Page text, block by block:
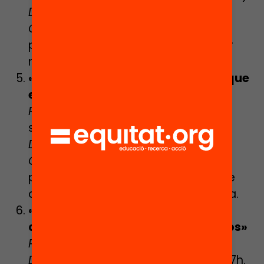
Data
Contingut
planificació d’estudis i tècniques per
minimitzar l’estrès acadèmic.
«Pensar fora del motlle: no deixis que
els altres decideixin per tu!»
Ponent
social)
Data: Dijous 3 d’abril de 2025, 17h.
Contingut
pensament crític per a una presa de
decisions més conscient i autònoma.
«Quan les emocions apreten:
aprenent a conduir-les i cuidar-nos»
Ponent
Data
: Dimecres 7 de maig de 2025, 17h.